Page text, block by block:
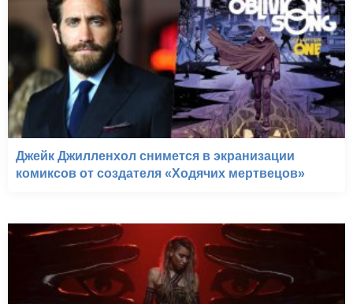
Джейк Джилленхол снимется в экранизации
комиксов от создателя «Ходячих мертвецов»